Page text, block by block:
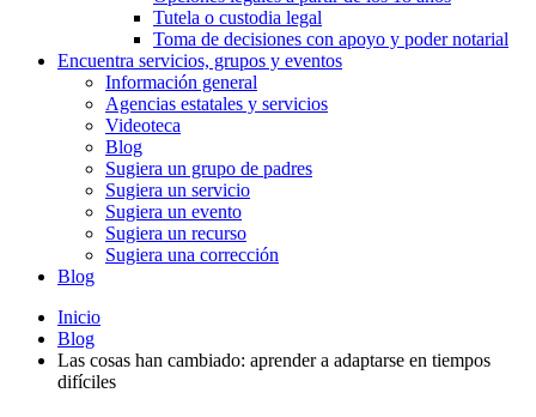
Tutela o custodia legal
Toma de decisiones con apoyo y poder notarial
Encuentra servicios, grupos y eventos
Información general
Agencias estatales y servicios
Videoteca
Blog
Sugiera un grupo de padres
Sugiera un servicio
Sugiera un evento
Sugiera un recurso
Sugiera una corrección
Blog
Inicio
Blog
Las cosas han cambiado: aprender a adaptarse en tiempos
difíciles